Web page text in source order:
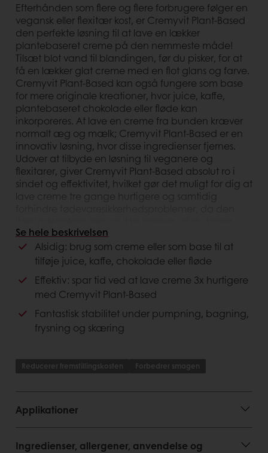
Efterhånden som flere og flere forbrugere følger en
vegansk eller flexitær kost, er Cremyvit Plant-Based
den perfekte løsning til at lave en lækker
plantebaseret creme på den nemmeste måde!
Tilsæt blot vand til blandingen, før du pisker, for at
få en lækker glat creme med en flot glans og farve.
Cremyvit Plant-Based kan også fungere som base
for mere originale kreationer, hvor juice, kaffe,
plantebaseret chokolade eller fløde kan
inkorporeres. At lave en creme fra bunden kræver
normalt æg og mælk; Cremyvit Plant-Based er en
innovativ løsning, hvor disse ingredienser fjernes.
Udover at tilbyde en løsning til veganere og
flexitarer, giver Cremyvit Plant-Based absolut ro i
sindet og effektivitet, hvilket gør det muligt for dig at
lave creme tre gange hurtigere og samtidig
mælk. Cremyvit Plant-Based tilbyder også
enestående stabilitet under pumpning, bagning,
frysning og skæring. Forbrugersmagning har vist, at
Cremyvit Plantebaseret er meget værdsat for sin
smag og tekstur.
Kunde fordele
Enkel løsning som er nem at forbedrede
Kan anvendes i et utal af applikationer
Forbruger fordele
Enkelt snit
Rig og cremet smag
Fantastisk kvalitet
Se hele beskrivelsen
Alsidig: brug som creme eller som base til at
tilføje juice, kaffe, chokolade eller fløde
Effektiv: spar tid ved at lave creme 3x hurtigere
med Cremyvit Plant-Based
Fantastisk stabilitet under pumpning, bagning,
frysning og skæring
Reducerer fremstillingskosten Forbedrer smagen
Applikationer
Ingredienser, allergener, anvendelse og